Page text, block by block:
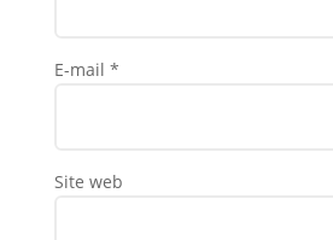
E-mail *
Site web